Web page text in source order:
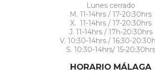
Lunes cerrado
M. 11-14hrs / 17-20:30hrs
X. 11-14hrs / 17-20:30hrs
J. 11-14hrs / 17h-20:30hrs
V. 10:30-14hrs / 16:30-
S. 10:30-14hrs/ 15-20:30hrs
HORARIO MÁLAGA